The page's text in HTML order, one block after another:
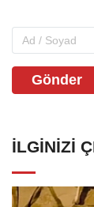
Gönder
İLGINIZI